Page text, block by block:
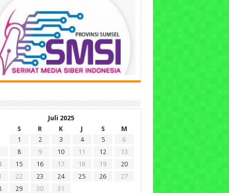
Juli 2025
S R K J S
M
1
2 3 4 5
6
8 9 10 11 12
13
15 16 17 18 19
20
22 23 24 25 26
27
29 30
31